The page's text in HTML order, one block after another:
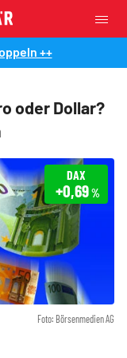
++
oder Dollar?
Foto: Börsenmedien AG
DAX
+0,69%